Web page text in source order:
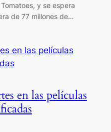
y se espera
de 77 millones de…
en las películas